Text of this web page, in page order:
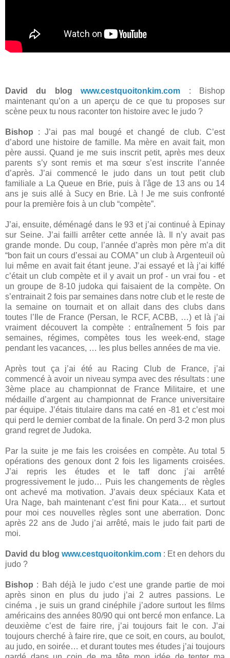
David du blogwww.cestquoitonkim.com : Bishop
maintenant qu’on a un aperçu de ce que tu proposes sur
scène peux tu nous raconter ton histoire avec le judo ?
Bishop : J’ai pas mal bougé et changé de club. C’est
d’abord une histoire de famille. Ma mère en avait fait, mon
père aussi. Quand je me suis inscrit petit, après mes deux
parents s’y sont remis et ma sœur s’est inscrite l’année
d’après. J’ai commencé le judo dans un tout petit club
familiale a La Queue en Brie, puis à l'âge de 13 ans ou 14
ans je suis allé à Sucy en Brie. Là ! Je me suis confronté
pour la première fois à un club “compète”.
J’ai, ensuite, déménagé dans le 93 et j’ai continué à Epinay
sur Seine. J’ai failli arrêter cette année là. Il n’y avait pas
grande monde. Du coup, l’année d’après mon père m’a dit
“bon fait un cours d’essai au COMA” un club à Argenteuil où
lui même en avait fait étant jeune. J’ai essayé et là j’ai kiffé
c’était un club compète et il y avait un prof - un vrai fou - et
un groupe de 8-10 judoka qui faisaient de la compète. On
s’entrainait 2 fois par semaines dans notre club et le reste de
la semaine on tournait et on allait dans des clubs dans
toutes l’Ile de France (Persan, le RCF, ACBB, …) et là j’ai
vraiment découvert la compète : entraînement 5 fois par
semaines, régimes, compètes tous les week-end, stage
pendant les vacances, … les plus belles années de ma vie.
Après tout ça j’ai été au Racing Club de France, j’ai
commencé à avoir un niveau sympa avec des résultats : une
3ème place au championnat de France Militaire, et une
médaille d’argent au championnat de France universitaire
par équipe. J’étais titulaire dans ma caté en -81 et c’est moi
qui perd le dernier combat de la finale. On perd 3-2 mon plus
grand regret de Judoka.
Par la suite je me fais les croisées en compète. Au total 5
opérations des genoux dont 2 fois les ligaments croisées.
J’ai repris les études et le taff donc j’ai arrêté
progressivement le judo… Puis les changements de règles
ont achevé ma motivation. J’avais deux spéciaux Kata et
Ura Nage, bah maintenant c’est fini pour Kata… et surtout
pour moi ces nouvelles règles sont une aberration. Donc
après 22 ans de Judo j’ai arrêté, mais le judo fait parti de
moi.
David du blog www.cestquoitonkim.com : Et en dehors du
judo ?
Bishop : Bah déjà le judo c’est une grande partie de moi
après sinon en plus du judo j’ai 2 autres passions. Le
cinéma , je suis un grand cinéphile j’adore surtout les films
américains des années 80/90 qui ont bercé mon enfance. La
deuxième c’est de faire rire, j’ai toujours fait le con. J’ai
toujours cherché à faire rire, que ce soit, en cours, au boulot,
au judo, en soirée… et durant toutes mes études j’ai toujours